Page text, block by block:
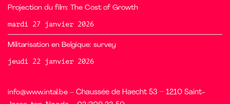
Projection du film: The Cost of Growth
mardi 27 janvier 2026
Militarisation en Belgique: survey
jeudi 22 janvier 2026
info@www.intal.be – Chaussée de Haecht 53 – 1210 Saint-